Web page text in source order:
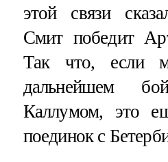
этой связи
Смит победит
Так что, если
дальнейшем
Каллумом, это
поединок с